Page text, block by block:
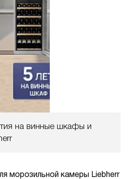
на винные шкафы и
морозильной камеры Liebherr